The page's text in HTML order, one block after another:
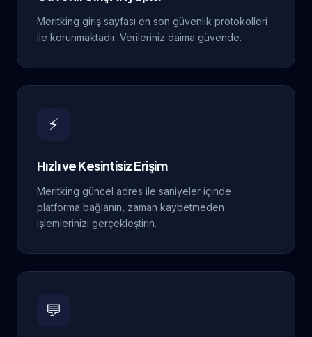
Meritking giriş sayfası en son güvenlik protokolleri
ile korunmaktadır. Verileriniz daima güvende.
⚡
Hızlı ve Kesintisiz Erişim
Meritking güncel adres ile saniyeler içinde
platforma bağlanın, zaman kaybetmeden
işlemlerinizi gerçekleştirin.
💬